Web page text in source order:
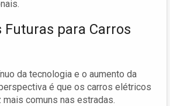
Futuras para Carros
da tecnologia e o aumento da
é que os carros elétricos
comuns nas estradas.